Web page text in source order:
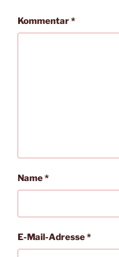
Kommentar*
Name*
E-Mail-Adresse*